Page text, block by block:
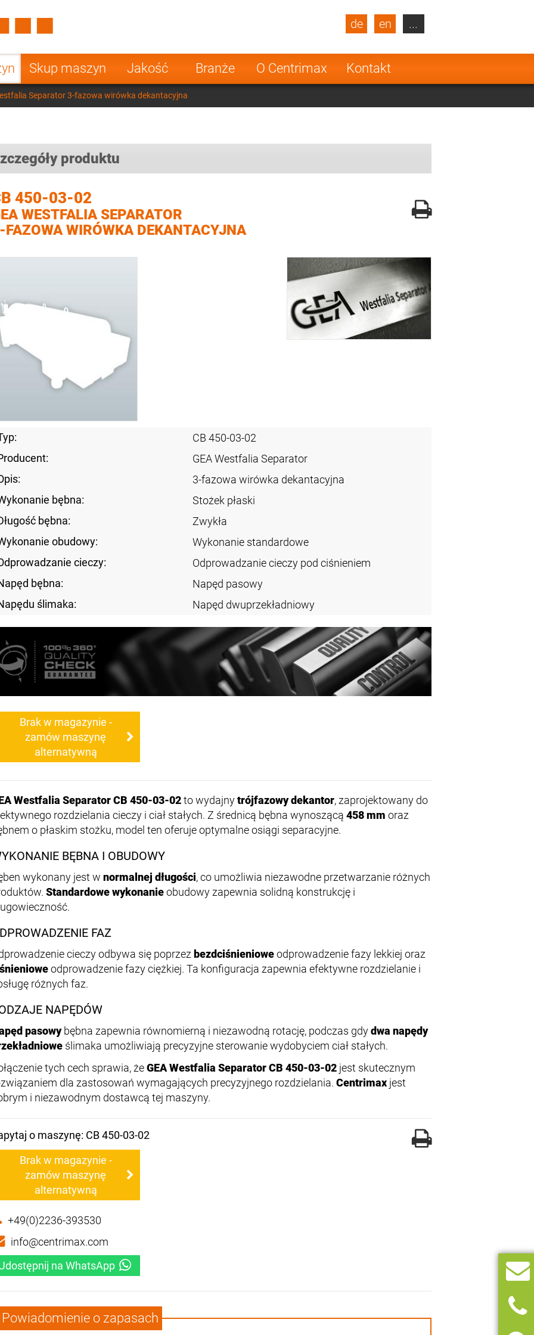
Skup maszyn Jakość Branże O Centrimax Kontakt
de en
Turkey
Poland Norway
Netherlands
...
Separator 3-fazowa wirówka dekantacyjna
produktu
450-03-02
WESTFALIA SEPARATOR
FAZOWA WIRÓWKA DEKANTACYJNA
CB 450-03-02
GEA Westfalia Separator
3-fazowa wirówka dekantacyjna
bębna:
Stożek płaski
bębna:
Zwykła
obudowy:
Wykonanie standardowe
cieczy:
Odprowadzanie cieczy pod ciśnieniem
bębna:
Napęd pasowy
ślimaka:
Napęd dwuprzekładniowy
Brak w magazynie -
zamów maszynę
alternatywną
Westfalia Separator CB 450-03-02to wydajnytrójfazowy dekantor, zaprojektowany do
rozdzielania cieczy i ciał stałych. Z średnicą bębna wynoszącą 458 mm oraz
o płaskim stożku, model ten oferuje optymalne osiągi separacyjne.
BĘBNA I OBUDOWY
wykonany jest w normalnej długości, co umożliwia niezawodne przetwarzanie różnych
Standardowe wykonanieobudowy zapewnia solidną konstrukcję i
FAZ
cieczy odbywa się poprzez bezdciśnienioweodprowadzenie fazy lekkiej oraz
odprowadzenie fazy ciężkiej. Ta konfiguracja zapewnia efektywne rozdzielanie i
różnych faz.
NAPĘDÓW
pasowybębna zapewnia równomierną i niezawodną rotację, podczas gdydwa napędy
ślimaka umożliwiają precyzyjne sterowanie wydobyciem ciał stałych.
tych cech sprawia, żeGEA Westfalia Separator CB 450-03-02 jest skutecznym
dla zastosowań wymagających precyzyjnego rozdzielania. Centrimax jest
i niezawodnym dostawcą tej maszyny.
o maszynę: CB 450-03-02
Brak w magazynie -
zamów maszynę
alternatywną
+49(0)2236-393530
info@centrimax.com
na WhatsApp
Powiadomienie o zapasach